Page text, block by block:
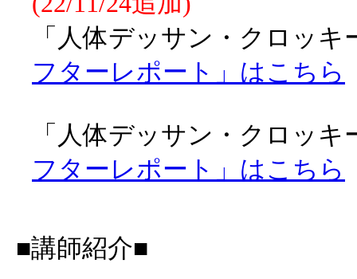
「人体デッサン・クロッキ
フターレポート」はこちら
「人体デッサン・クロッキ
フターレポート」はこちら
■講師紹介■